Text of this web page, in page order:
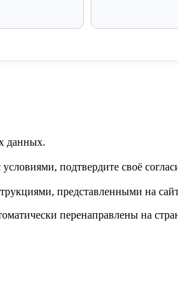
данных.
подтвердите своё
представленными на
перенаправлены на